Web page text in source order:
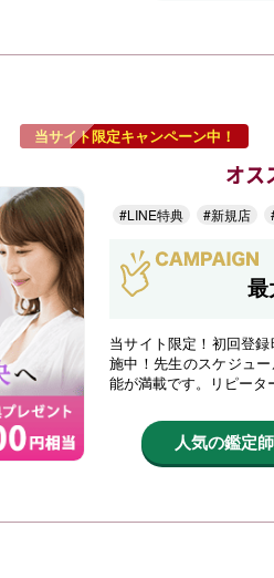
当サイト限定キャンペーン中！
オス
#LINE特典 #新規店
最
当サイト限定！初回登
施中！先生のスケジュ
能が満載です。リピータ
人気の鑑定